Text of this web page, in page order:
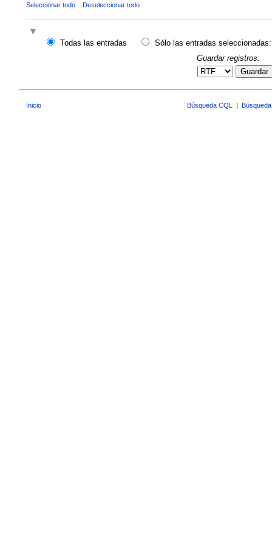
Seleccionar todo Deseleccionar todo
Todas las entradas
Sólo las entradas seleccionadas:
Guardar registros:
Guardar
Inicio Búsqueda CQL